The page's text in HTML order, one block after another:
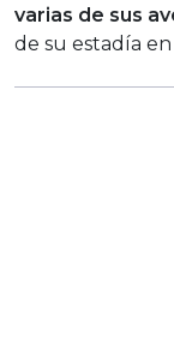
varias de sus
de su estadía